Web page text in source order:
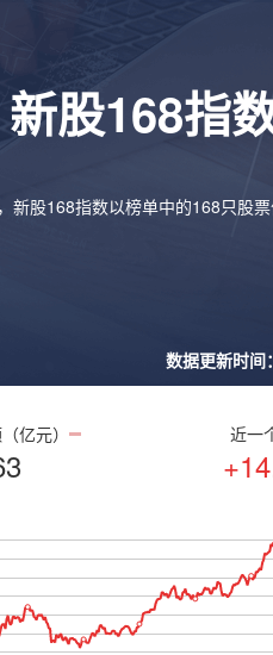
新股168指
新股168指数以榜单中的168只股
数据更新时
亿元） 近一